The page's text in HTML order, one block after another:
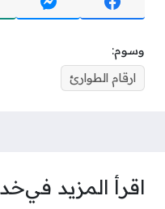
وسوم:
ارقام الطوارئ
اقرأ المزيد في